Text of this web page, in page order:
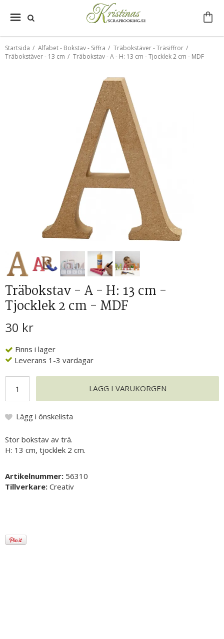
Startsida / Alfabet - Bokstav - Siffra / Träbokstäver - Träsiffror /
Träbokstäver - 13 cm / Träbokstav - A - H: 13 cm - Tjocklek 2 cm - MDF
Träbokstav - A - H: 13 cm -
Tjocklek 2 cm - MDF
30 kr
Finns i lager
Leverans 1-3 vardagar
LÄGG I VARUKORGEN
Lägg i önskelista
Stor bokstav av trä.
H: 13 cm, tjocklek 2 cm.
Artikelnummer: 56310
Tillverkare: Creativ